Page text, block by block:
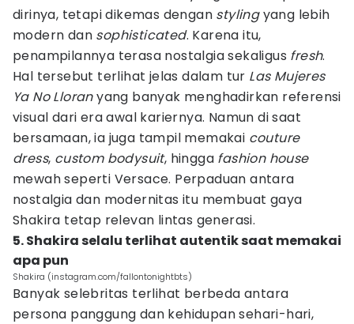
dirinya, tetapi dikemas dengan stylingyang lebih
modern dan sophisticated. Karena itu,
penampilannya terasa nostalgia sekaligus fresh.
Hal tersebut terlihat jelas dalam tur Las Mujeres
Ya No Lloranyang banyak menghadirkan referensi
visual dari era awal kariernya. Namun di saat
bersamaan, ia juga tampil memakai couture
dress, custom bodysuit, hingga fashion house
mewah seperti Versace. Perpaduan antara
nostalgia dan modernitas itu membuat gaya
Shakira tetap relevan lintas generasi.
5. Shakira selalu terlihat autentik saat memakai
apa pun
Shakira (instagram.com/fallontonightbts)
Banyak selebritas terlihat berbeda antara
persona panggung dan kehidupan sehari-hari,